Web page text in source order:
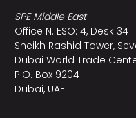
SPE Middle East
Office N. ESO:14, Desk 34
Sheikh Rashid Tower,
Dubai World Trade
P.O. Box 9204
Dubai, UAE